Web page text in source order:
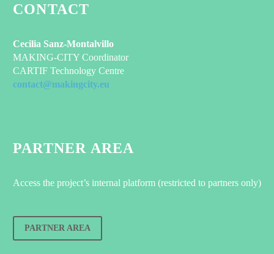
CONTACT
Cecilia Sanz-Montalvillo
MAKING-CITY Coordinator
CARTIF Technology Centre
contact@makingcity.eu
PARTNER AREA
Access the project’s internal platform (restricted to partners only)
PARTNER AREA